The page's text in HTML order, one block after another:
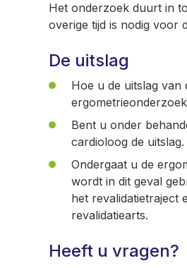
Het onderzoek duurt in
overige tijd is nodig voor
De uitslag
Hoe u de uitslag
Bent u onder
cardioloog de uitslag.
Ondergaat u de
wordt in dit geval
het revalidatietraject
revalidatiearts.
Heeft u vragen?